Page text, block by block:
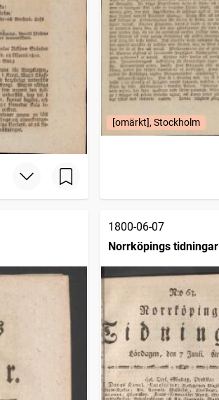
[omärkt], Stockholm
1800-06-07
Norrköpings tidningar